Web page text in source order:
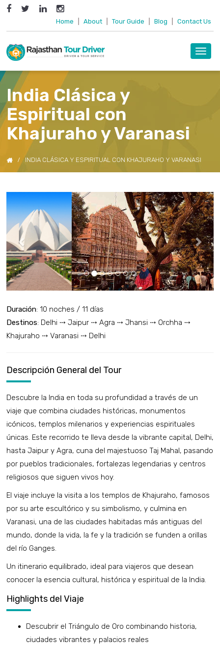
Home About Tour Guide Blog Contact Us
India Clásica y
Espiritual con
Khajuraho y Varanasi
INDIA CLÁSICA Y ESPIRITUAL CON KHAJURAHO Y VARANASI
Previous Next
Duración: 10 noches / 11 días
Destinos: Delhi ⤏ Jaipur ⤏ Agra ⤏ Jhansi ⤏ Orchha ⤏
Khajuraho ⤏ Varanasi ⤏ Delhi
Descripción General del Tour
Descubre la India en toda su profundidad a través de un
viaje que combina ciudades históricas, monumentos
icónicos, templos milenarios y experiencias espirituales
únicas. Este recorrido te lleva desde la vibrante capital, Delhi,
hasta Jaipur y Agra, cuna del majestuoso Taj Mahal, pasando
por pueblos tradicionales, fortalezas legendarias y centros
religiosos que siguen vivos hoy.
El viaje incluye la visita a los templos de Khajuraho, famosos
por su arte escultórico y su simbolismo, y culmina en
Varanasi, una de las ciudades habitadas más antiguas del
mundo, donde la vida, la fe y la tradición se funden a orillas
del río Ganges.
Un itinerario equilibrado, ideal para viajeros que desean
conocer la esencia cultural, histórica y espiritual de la India.
Highlights del Viaje
Descubrir el Triángulo de Oro combinando historia,
ciudades vibrantes y palacios reales